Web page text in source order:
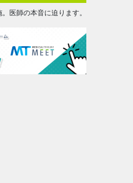
医師の本音に迫ります。